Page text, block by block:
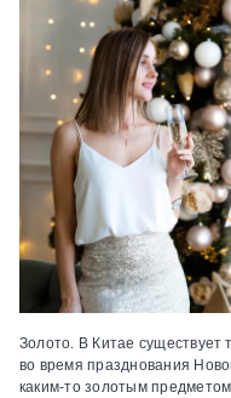
Золото. В Китае существует
во время празднования
каким-то золотым